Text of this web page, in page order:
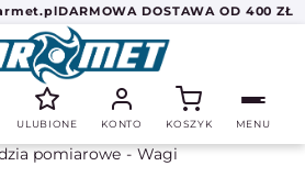
DARMOWA DOSTAWA OD 400 ZŁ
ULUBIONE KONTO KOSZYK MENU
pomiarowe Wagi